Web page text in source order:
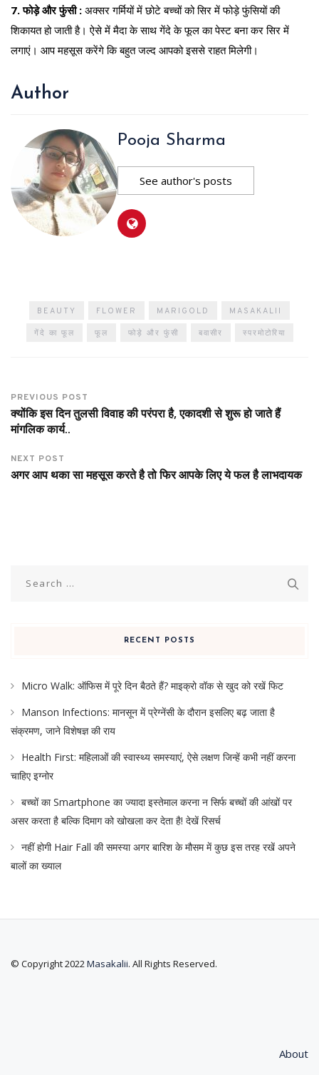
7. फोड़े और फुंसी : अक्सर गर्मियों में छोटे बच्चों को सिर में फोड़े फुंसियों की
शिकायत हो जाती है। ऐसे में मैदा के साथ गेंदे के फूल का पेस्ट बना कर सिर में
लगाएं। आप महसूस करेंगे कि बहुत जल्द आपको इससे राहत मिलेगी।
Author
Pooja Sharma
See author's posts
BEAUTY FLOWER MARIGOLD MASAKALII
गेंदे का फूल फूल फोड़े और फुंसी बवासीर स्परमोटोरिया
PREVIOUS POST
क्योंकि इस दिन तुलसी विवाह की परंपरा है, एकादशी से शुरू हो जाते हैं
मांगलिक कार्य..
NEXT POST
अगर आप थका सा महसूस करते है तो फिर आपके लिए ये फल है लाभदायक
RECENT POSTS
Micro Walk: ऑफिस में पूरे दिन बैठते हैं? माइक्रो वॉक से खुद को रखें फिट
Manson Infections: मानसून में प्रेग्नेंसी के दौरान इसलिए बढ़ जाता है
संक्रमण, जाने विशेषज्ञ की राय
Health First: महिलाओं की स्वास्थ्य समस्याएं, ऐसे लक्षण जिन्हें कभी नहीं करना
चाहिए इग्नोर
बच्चों का Smartphone का ज्यादा इस्तेमाल करना न सिर्फ बच्चों की आंखों पर
असर करता है बल्कि दिमाग को खोखला कर देता है! देखें रिसर्च
नहीं होगी Hair Fall की समस्या अगर बारिश के मौसम में कुछ इस तरह रखें अपने
बालों का ख्याल
© Copyright 2022Masakalii. All Rights Reserved.
About